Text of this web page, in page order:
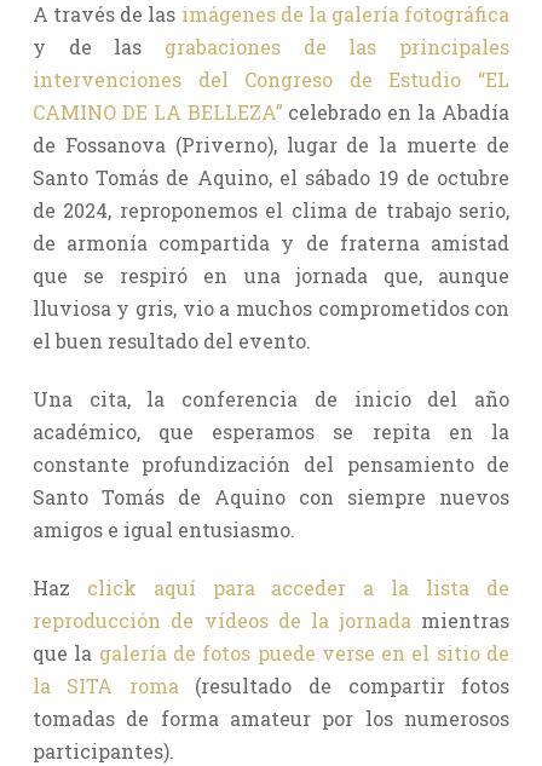
A través de las imágenes de la galería fotográfica
y de las grabaciones de las principales
intervenciones del Congreso de Estudio “EL
CAMINO DE LA BELLEZA” celebrado en la Abadía
de Fossanova (Priverno), lugar de la muerte de
Santo Tomás de Aquino, el sábado 19 de octubre
de 2024, reproponemos el clima de trabajo serio,
de armonía compartida y de fraterna amistad
que se respiró en una jornada que, aunque
lluviosa y gris, vio a muchos comprometidos con
el buen resultado del evento.
Una cita, la conferencia de inicio del año
académico, que esperamos se repita en la
constante profundización del pensamiento de
Santo Tomás de Aquino con siempre nuevos
amigos e igual entusiasmo.
Haz click aquí para acceder a la lista de
reproducción de vídeos de la jornadamientras
que la galería de fotos puede verse en el sitio de
la SITA roma(resultado de compartir fotos
tomadas de forma amateur por los numerosos
participantes).